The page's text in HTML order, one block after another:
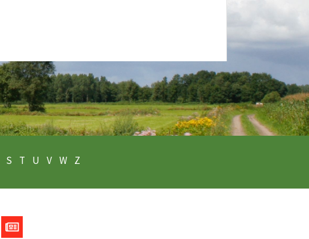
S T U V W Z